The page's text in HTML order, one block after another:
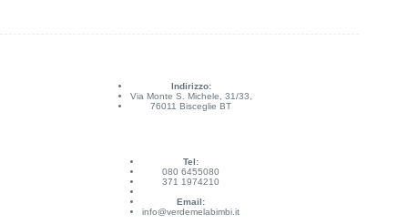
Indirizzo:
Via Monte S. Michele, 31/33,
76011 Bisceglie BT
Tel:
080 6455080
371 1974210
Email:
info@verdemelabimbi.it